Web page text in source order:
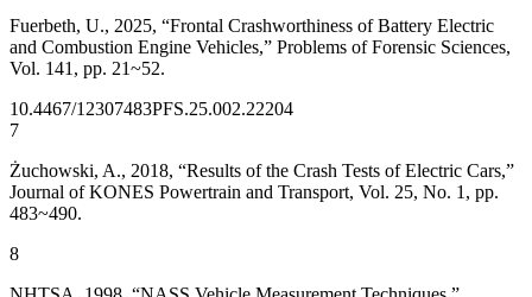
Fuerbeth, U., 2025, “Frontal Crashworthiness of Battery Electric
and Combustion Engine Vehicles,” Problems of Forensic Sciences,
Vol. 141, pp. 21~52.
10.4467/12307483PFS.25.002.22204
7
Żuchowski, A., 2018, “Results of the Crash Tests of Electric Cars,”
Journal of KONES Powertrain and Transport, Vol. 25, No. 1, pp.
483~490.
8